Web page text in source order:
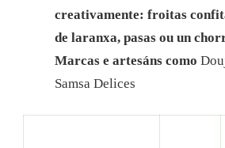
creativamente: froitas
de laranxa, pasas ou un
Marcas e artesáns como
Samsa Delices